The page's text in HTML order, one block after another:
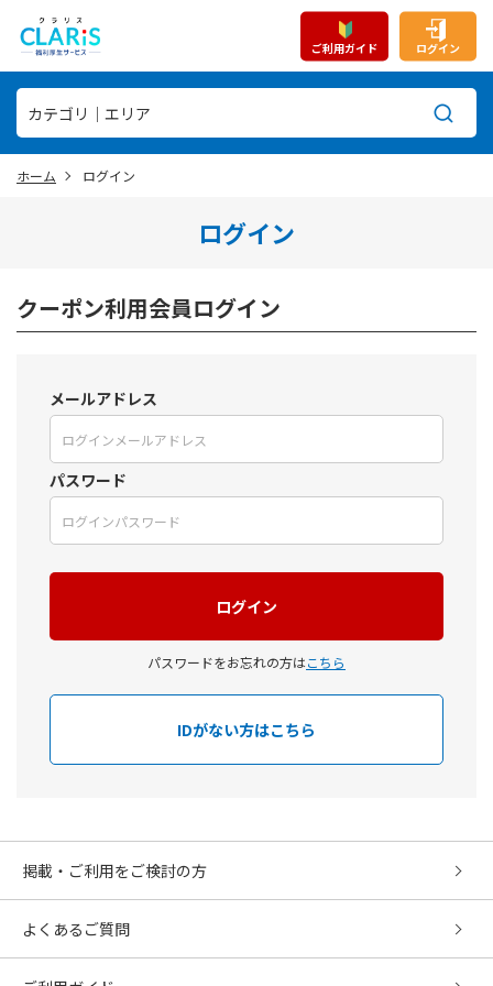
ご利用ガイド ログイン
ホーム ログイン
ログイン
クーポン利用会員ログイン
メールアドレス
パスワード
パスワードをお忘れの方はこちら
IDがない方はこちら
掲載・ご利用をご検討の方
よくあるご質問